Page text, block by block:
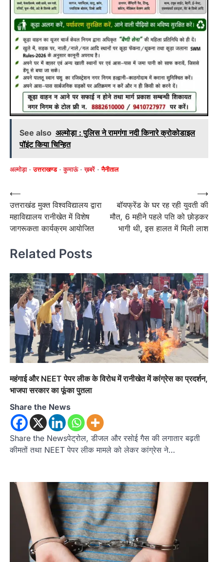
See also अल्मोड़ा : पुलिस ने रामगंगा नदी किनारे क्रोकोडाइल
पॉइंट किया चिन्हित
अल्मोड़ा उत्तराखण्ड कुमाऊं ख़बरें नैनीताल
Post
navigation
⟵
उत्तराखंड मुक्त विश्वविद्यालय द्वारा
महाविद्यालय रानीखेत में विशेष
जागरूकता कार्यक्रम आयोजित
बॉयफ्रेंड के घर रह रही युवती की
मौत, 6 महीने पहले पति को छोड़कर
भागी थी, इस हालत में मिली लाश
⟶
Related Posts
महंगाई और NEET पेपर लीक के विरोध में रानीखेत में कांग्रेस का प्रदर्शन,
भाजपा सरकार का फूंका पुतला
Share the News
Share the Newsपेट्रोल, डीजल और रसोई गैस की लगातार बढ़ती
कीमतों तथा NEET पेपर लीक मामले को लेकर कांग्रेस ने…
उत्तराखण्ड कुमाऊं ख़बरें नैनीताल
हल्द्वानी में खड़गे का हुंकार, नौकरियों से लेकर
संविधान और भ्रष्टाचार तक भाजपा को घेरा
Admin August 8, 2026